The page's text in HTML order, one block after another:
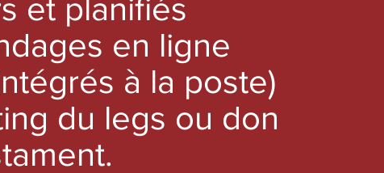
et planifiés
en ligne
à la poste)
du legs ou don